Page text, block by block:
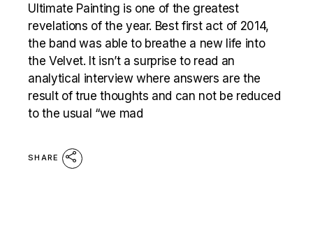
Ultimate Painting is one of the greatest
revelations of the year. Best first act of 2014,
the band was able to breathe a new life into
the Velvet. It isn’t a surprise to read an
analytical interview where answers are the
result of true thoughts and can not be reduced
to the usual “we mad
SHARE